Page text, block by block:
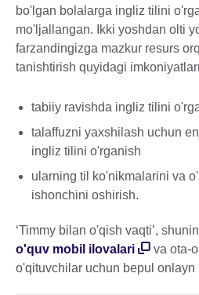
bo'lgan bolalarga ingliz tilini
mo'ljallangan. Ikki yoshdan olti
farzandingizga mazkur resurs
tanishtirish quyidagi
tabiiy ravishda ingliz tilini
talaffuzni yaxshilash uchun
ingliz tilini o'rganish
ularning til ko'nikmalarini va
ishonchini oshirish.
‘Timmy bilan o'qish vaqti’,
o'quv mobil ilovalari
va ota-
o'qituvchilar uchun bepul